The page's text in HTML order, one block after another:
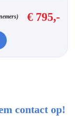
€ 795,-
contact op!